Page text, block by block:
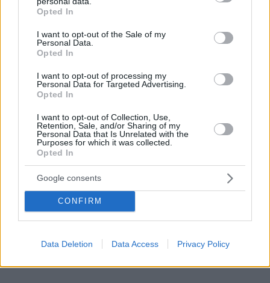
grant or deny consent to Google and its third-party tags to
use your data for below specified purposes in below Google
consent section.
Opted In
I want to opt-out of the Sale of my
Personal Data.
Opted In
I want to opt-out of processing my
Personal Data for Targeted Advertising.
Opted In
I want to opt-out of Collection, Use,
Retention, Sale, and/or Sharing of my
Personal Data that Is Unrelated with the
Purposes for which it was collected.
Opted In
Google consents
CONFIRM
Data Deletion Data Access Privacy Policy
Δήμος
22.10.2019, 17:42
Έκρυψαν τα ευρήματα και έθαψαν την υπόθεση, η
κυβέρνηση Μητσοτάκη επιβράβευσε την
νεκροθάφτη αρχαιολόγο και την έκανε υπουργό
Πολιτισμού. Άρα, στο κόλπο ο Κυριάκος.
Αναμενόμενο, όλο το Μητσοτακαίικο υπάλληλοι
του Σόρος είναι.
ΑΠΑΝΤΗΣΗ
Κωνσταντίνος Δ.
22.10.2019, 09:34
Ο Μεγας Αλέξανδρος δεν ειναι ετοιμος να
κατακτήσει τον ψηφιακό κοσμο, αλλα, να εδραιωθει
στα Σκόπια αν καταρρεύσει η Συνθήκη των Πρεσπών.
θα κρυωνει το λαθος τους!